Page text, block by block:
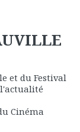
et du Festival
Cinéma